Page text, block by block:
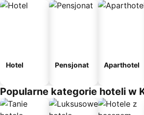
Hotel Pensjonat Aparthotel
Popularne kategorie hoteli w